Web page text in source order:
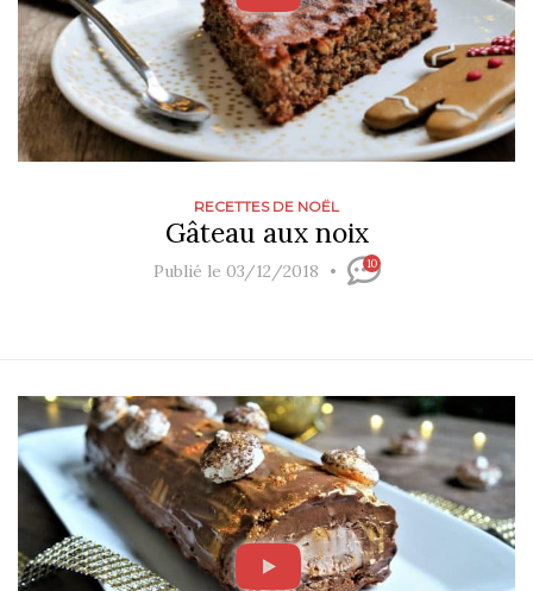
RECETTES DE NOËL
Gâteau aux noix
Publié le 03/12/2018 10